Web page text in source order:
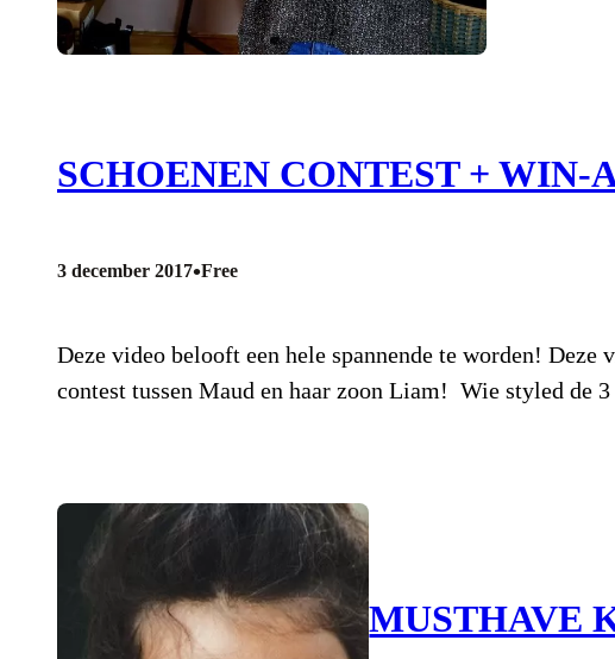
SCHOENEN CONTEST +
3 december 2017•Free
Deze video belooft een hele spannende te worden! Deze
contest tussen Maud en haar zoon Liam! Wie styled de
MUSTHAVE